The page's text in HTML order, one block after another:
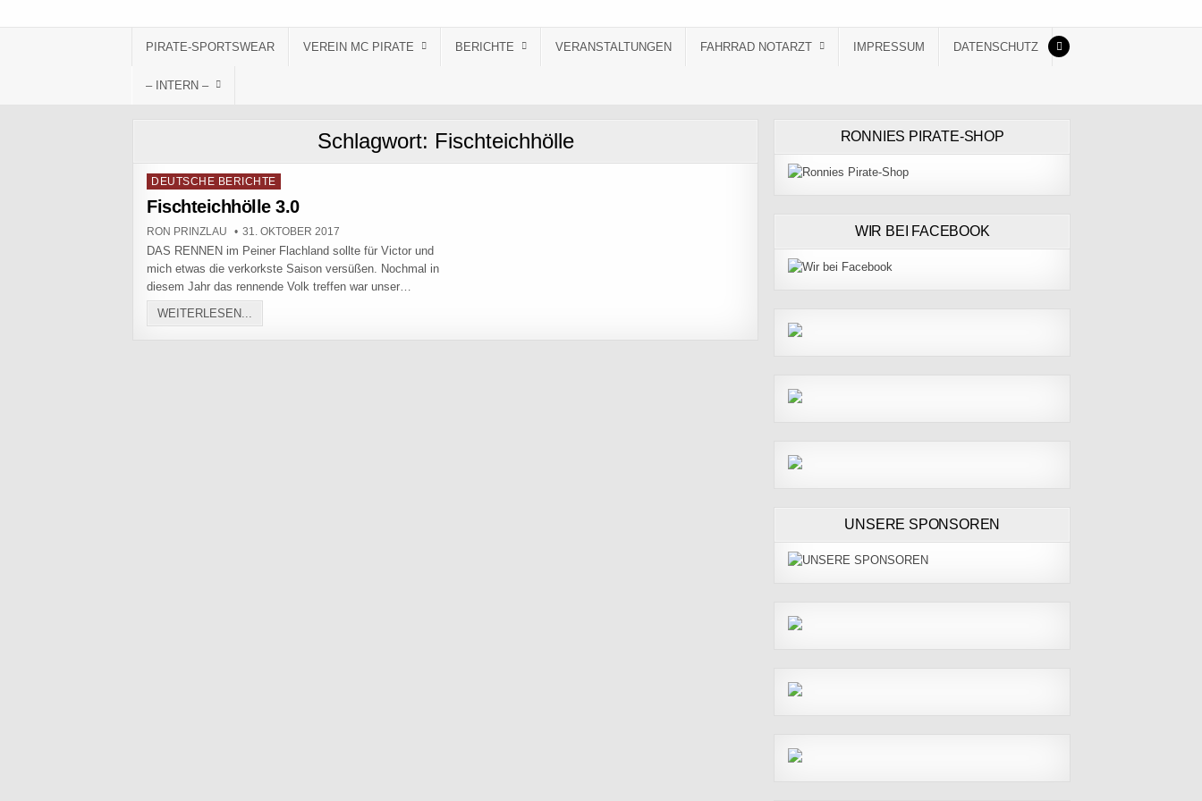
PIRATE-SPORTSWEAR VEREIN MC PIRATE BERICHTE VERANSTALTUNGEN FAHRRAD NOTARZT IMPRESSUM DATENSCHUTZ
– INTERN –
Schlagwort: Fischteichhölle
Posted in
DEUTSCHE BERICHTE
Fischteichhölle 3.0
AUTHOR:
RON PRINZLAU PUBLISHED DATE:
31. OKTOBER 2017
DAS RENNEN im Peiner Flachland sollte für Victor und
mich etwas die verkorkste Saison versüßen. Nochmal in
diesem Jahr das rennende Volk treffen war unser…
WEITERLESEN...
RONNIES PIRATE-SHOP
WIR BEI FACEBOOK
UNSERE SPONSOREN